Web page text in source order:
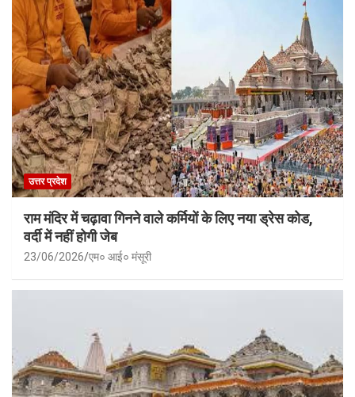
उत्तर प्रदेश
राम मंदिर में चढ़ावा गिनने वाले कर्मियों के लिए नया ड्रेस कोड,
वर्दी में नहीं होगी जेब
23/06/2026 एम० आई० मंसूरी